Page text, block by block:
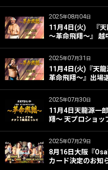
2025年08月04日
11月4日(火) 『天
～革命飛翔～』 越
2025年07月31 日
11月4日(火)『天
革命飛翔～』出場
2025年07月30日
11月4日天龍源一
翔～ 天プロショッ
2025年07月29日
8月16日大阪『
カード決定のお知